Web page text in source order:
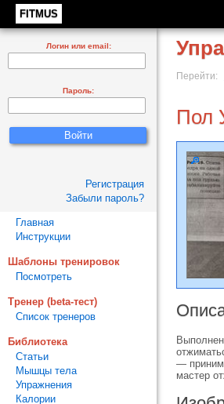
FITMUS
Перейти:
Пол
—
мастер
Логин или email:
Пароль:
Регистрация
Забыли пароль?
Главная
Инструкции
Шаблоны тренировок
Посмотреть
Тренер (beta-тест)
Список тренеров
Библиотека
Статьи
Мышцы тела
Упражнения
Калории